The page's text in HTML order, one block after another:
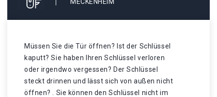
Müssen Sie die Tür öffnen? Ist der Schlüssel
kaputt? Sie haben Ihren Schlüssel verloren
oder irgendwo vergessen? Der Schlüssel
steckt drinnen und lässt sich von außen nicht
öffnen? . Sie können den Schlüssel nicht im